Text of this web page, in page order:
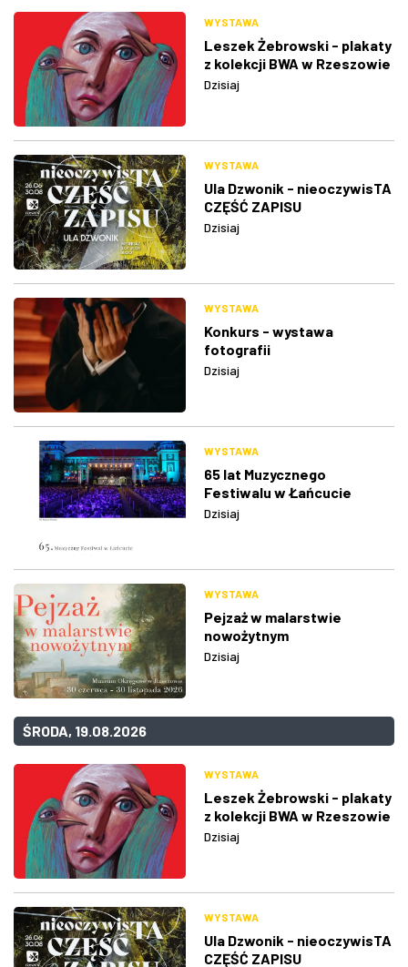
WYSTAWA
Leszek Żebrowski - plakaty
z kolekcji BWA w Rzeszowie
Dzisiaj
WYSTAWA
Ula Dzwonik - nieoczywisTA
CZĘŚĆ ZAPISU
Dzisiaj
WYSTAWA
Konkurs - wystawa
fotografii
Dzisiaj
WYSTAWA
65 lat Muzycznego
Festiwalu w Łańcucie
Dzisiaj
WYSTAWA
Pejzaż w malarstwie
nowożytnym
Dzisiaj
ŚRODA, 19.08.2026
WYSTAWA
Leszek Żebrowski - plakaty
z kolekcji BWA w Rzeszowie
Dzisiaj
WYSTAWA
Ula Dzwonik - nieoczywisTA
CZĘŚĆ ZAPISU